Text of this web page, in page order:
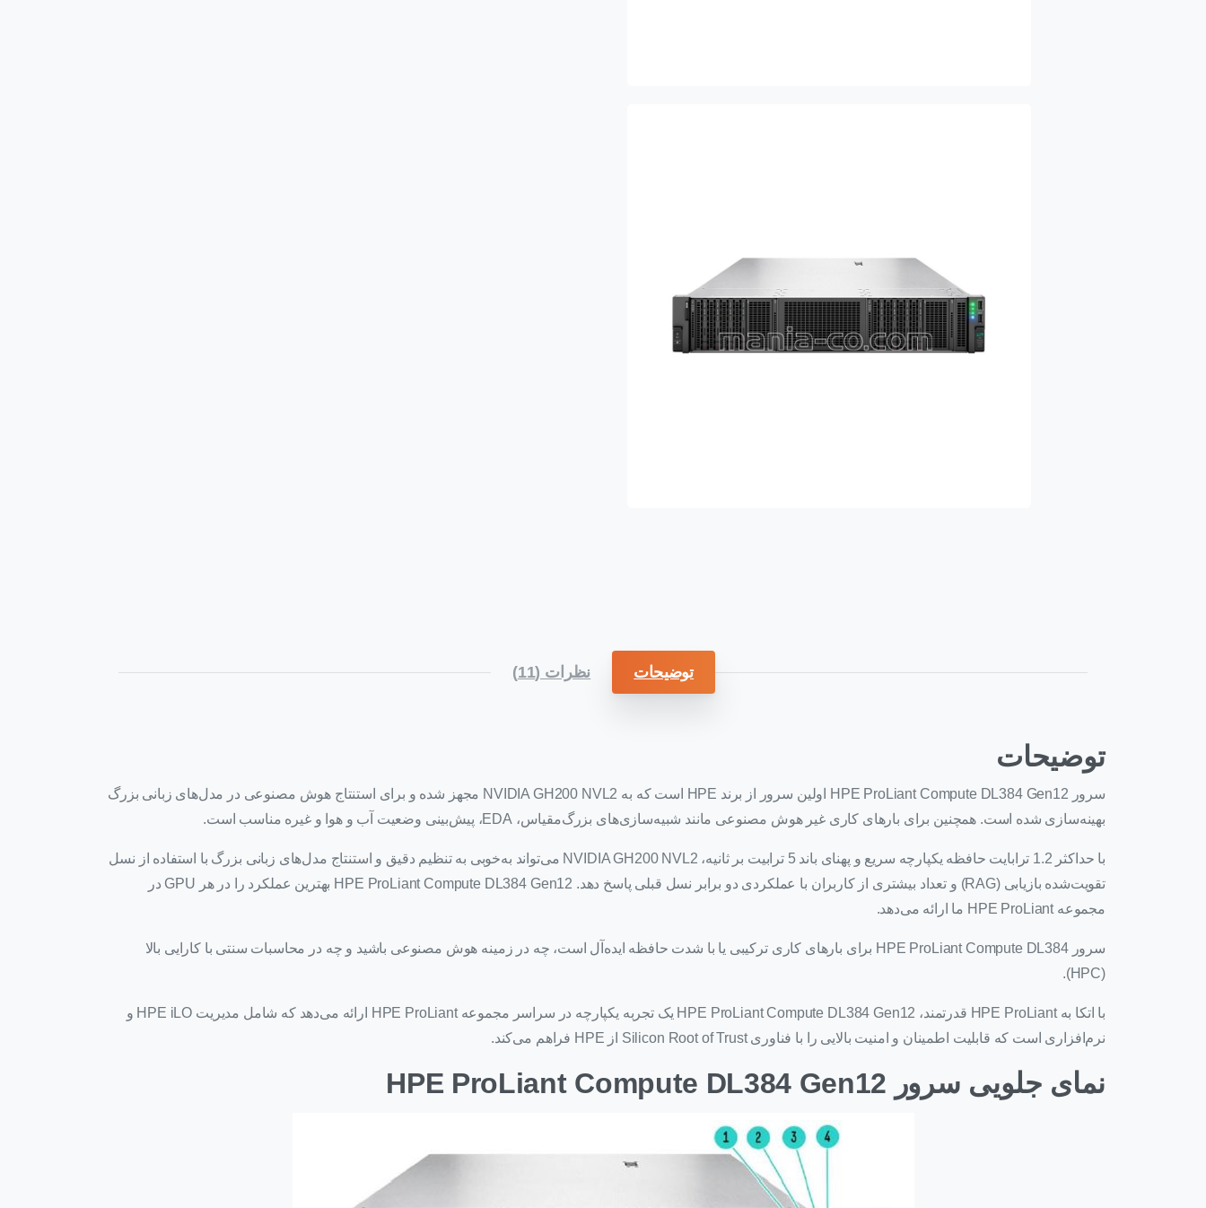
توضیحات نظرات (11)
توضیحات
سرور HPE ProLiant Compute DL384 Gen12 اولین سرور از برند HPE است که به NVIDIA GH200 NVL2 مجهز شده و برای استنتاج هوش مصنوعی در مدل‌های زبانی بزرگ
بهینه‌سازی شده است. همچنین برای بارهای کاری غیر هوش مصنوعی مانند شبیه‌سازی‌های بزرگ‌مقیاس، EDA، پیش‌بینی وضعیت آب و هوا و غیره مناسب است.
با حداکثر 1.2 ترابایت حافظه یکپارچه سریع و پهنای باند 5 ترابیت بر ثانیه، NVIDIA GH200 NVL2 می‌تواند به‌خوبی به تنظیم دقیق و استنتاج مدل‌های زبانی بزرگ با استفاده از نسل
تقویت‌شده بازیابی (RAG) و تعداد بیشتری از کاربران با عملکردی دو برابر نسل قبلی پاسخ دهد. HPE ProLiant Compute DL384 Gen12 بهترین عملکرد را در هر GPU در
مجموعه HPE ProLiant ما ارائه می‌دهد.
سرور HPE ProLiant Compute DL384 برای بارهای کاری ترکیبی یا با شدت حافظه ایده‌آل است، چه در زمینه هوش مصنوعی باشید و چه در محاسبات سنتی با کارایی بالا
(HPC).
با اتکا به HPE ProLiant قدرتمند، HPE ProLiant Compute DL384 Gen12 یک تجربه یکپارچه در سراسر مجموعه HPE ProLiant ارائه می‌دهد که شامل مدیریت HPE iLO و
نرم‌افزاری است که قابلیت اطمینان و امنیت بالایی را با فناوری Silicon Root of Trust از HPE فراهم می‌کند.
نمای جلویی سرور HPE ProLiant Compute DL384 Gen12